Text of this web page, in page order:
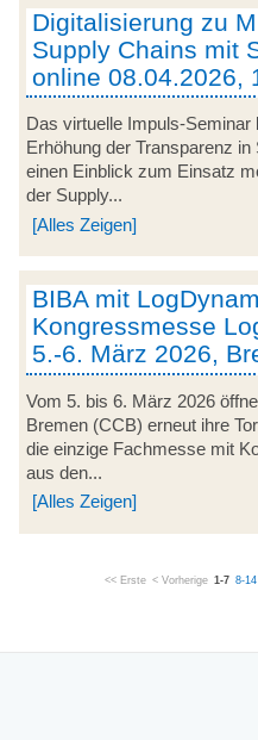
Digitalisierung zu
Supply Chains mit
online 08.04.2026,
Das virtuelle Impuls-Seminar
Erhöhung der Transparenz
einen Einblick zum Einsatz
der Supply...
[Alles Zeigen]
BIBA mit
Kongressmesse
5.-6. März 2026,
Vom 5. bis 6. März 2026
Bremen (CCB) erneut ihre
die einzige Fachmesse mit
aus den...
[Alles Zeigen]
<< Erste < Vorherige 1-7 8-14